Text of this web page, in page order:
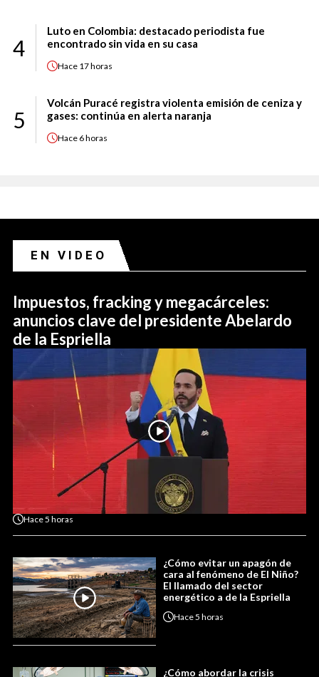
4
Luto en Colombia: destacado periodista fue
encontrado sin vida en su casa
Hace 17 horas
5
Volcán Puracé registra violenta emisión de ceniza y
gases: continúa en alerta naranja
Hace 6 horas
EN VIDEO
Impuestos, fracking y megacárceles:
anuncios clave del presidente Abelardo
de la Espriella
Hace5 horas
¿Cómo evitar un apagón de
cara al fenómeno de El Niño?
El llamado del sector
energético a de la Espriella
Hace5 horas
¿Cómo abordar la crisis